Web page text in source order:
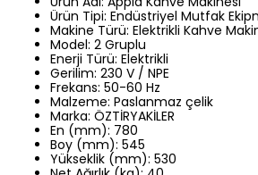
Ürün Tipi: Endüstriyel Mutfak
Makine Türü: Elektrikli Kahve
Model: 2 Gruplu
Enerji Türü: Elektrikli
Gerilim: 230 V / NPE
Frekans: 50-60 Hz
Malzeme: Paslanmaz çelik
Marka: ÖZTİRYAKİLER
En (mm): 780
Boy (mm): 545
Yükseklik (mm): 530